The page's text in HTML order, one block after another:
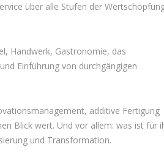
über alle Stufen der
Handwerk, Gastronomie, das
Einführung von durchgängigen
additive Fertigung
Blick wert. Und vor allem: was ist für
und Transformation.